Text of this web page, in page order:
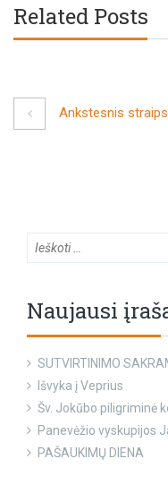
Related Posts
Ankstesnis
Naujausi
SUTVIRTINIMO
Išvyka į Veprius
Šv. Jokūbo piligriminė
Panevėžio vyskupijos
PAŠAUKIMŲ DIENA